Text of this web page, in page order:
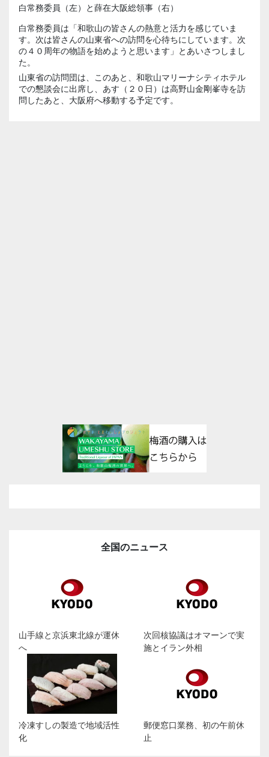
白常務委員（左）と薛在大阪総領事（右）
白常務委員は「和歌山の皆さんの熱意と活力を感じていま
す。次は皆さんの山東省への訪問を心待ちにしています。次
の４０周年の物語を始めようと思います」とあいさつしまし
た。
山東省の訪問団は、このあと、和歌山マリーナシティホテル
での懇談会に出席し、あす（２０日）は高野山金剛峯寺を訪
問したあと、大阪府へ移動する予定です。
全国のニュース
山手線と京浜東北線が運休
へ
次回核協議はオマーンで実
施とイラン外相
冷凍すしの製造で地域活性
化
郵便窓口業務、初の午前休
止